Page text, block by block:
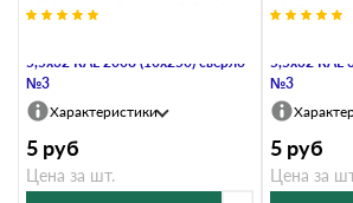
5,5х32 RAL 2008 (10х250) сверло
№3
Характеристики
5 руб
Цена за шт.
5,5х32 RAL
№3
5 руб
Цена за